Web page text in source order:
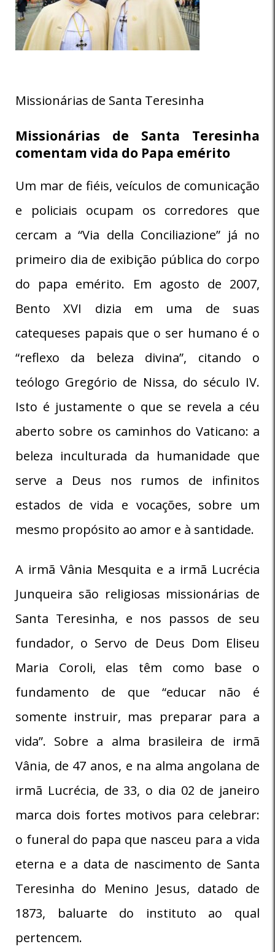
Missionárias de Santa Teresinha
Missionárias de Santa Teresinha
comentam vida do Papa emérito
Um mar de fiéis, veículos de comunicação
e policiais ocupam os corredores que
cercam a “Via della Conciliazione” já no
primeiro dia de exibição pública do corpo
do papa emérito. Em agosto de 2007,
Bento XVI dizia em uma de suas
catequeses papais que o ser humano é o
“reflexo da beleza divina”, citando o
teólogo Gregório de Nissa, do século IV.
Isto é justamente o que se revela a céu
aberto sobre os caminhos do Vaticano: a
beleza inculturada da humanidade que
serve a Deus nos rumos de infinitos
estados de vida e vocações, sobre um
mesmo propósito ao amor e à santidade.
A irmã Vânia Mesquita e a irmã Lucrécia
Junqueira são religiosas missionárias de
Santa Teresinha, e nos passos de seu
fundador, o Servo de Deus Dom Eliseu
Maria Coroli, elas têm como base o
fundamento de que “educar não é
somente instruir, mas preparar para a
vida”. Sobre a alma brasileira de irmã
Vânia, de 47 anos, e na alma angolana de
irmã Lucrécia, de 33, o dia 02 de janeiro
marca dois fortes motivos para celebrar:
o funeral do papa que nasceu para a vida
eterna e a data de nascimento de Santa
Teresinha do Menino Jesus, datado de
1873, baluarte do instituto ao qual
pertencem.